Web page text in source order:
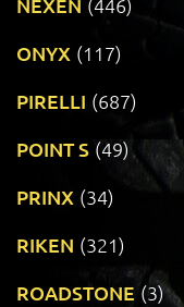
ONYX (117)
PIRELLI (687)
POINT S (49)
PRINX (34)
RIKEN (321)
ROADSTONE (3)